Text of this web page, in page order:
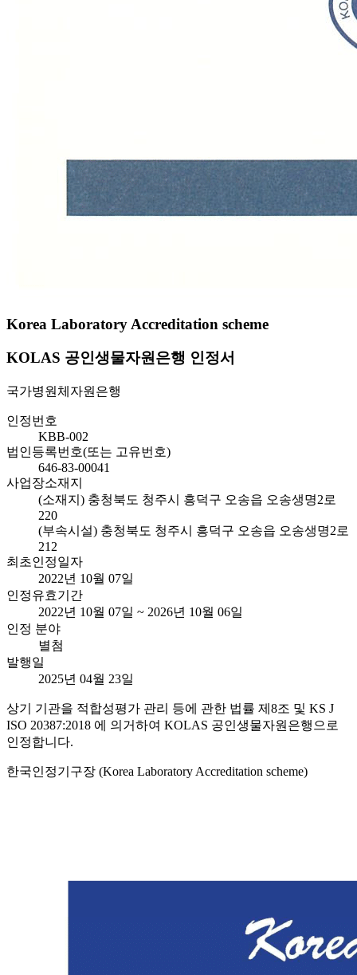
Korea Laboratory Accreditation scheme
KOLAS 공인생물자원은행 인정서
국가병원체자원은행
인정번호
KBB-002
법인등록번호(또는 고유번호)
646-83-00041
사업장소재지
(소재지) 충청북도 청주시 흥덕구 오송읍 오송생명2로
220
(부속시설) 충청북도 청주시 흥덕구 오송읍 오송생명2로
212
최초인정일자
2022년 10월 07일
인정유효기간
2022년 10월 07일 ~ 2026년 10월 06일
인정 분야
별첨
발행일
2025년 04월 23일
상기 기관을 적합성평가 관리 등에 관한 법률 제8조 및 KS J
ISO 20387:2018 에 의거하여 KOLAS 공인생물자원은행으로
인정합니다.
한국인정기구장 (Korea Laboratory Accreditation scheme)